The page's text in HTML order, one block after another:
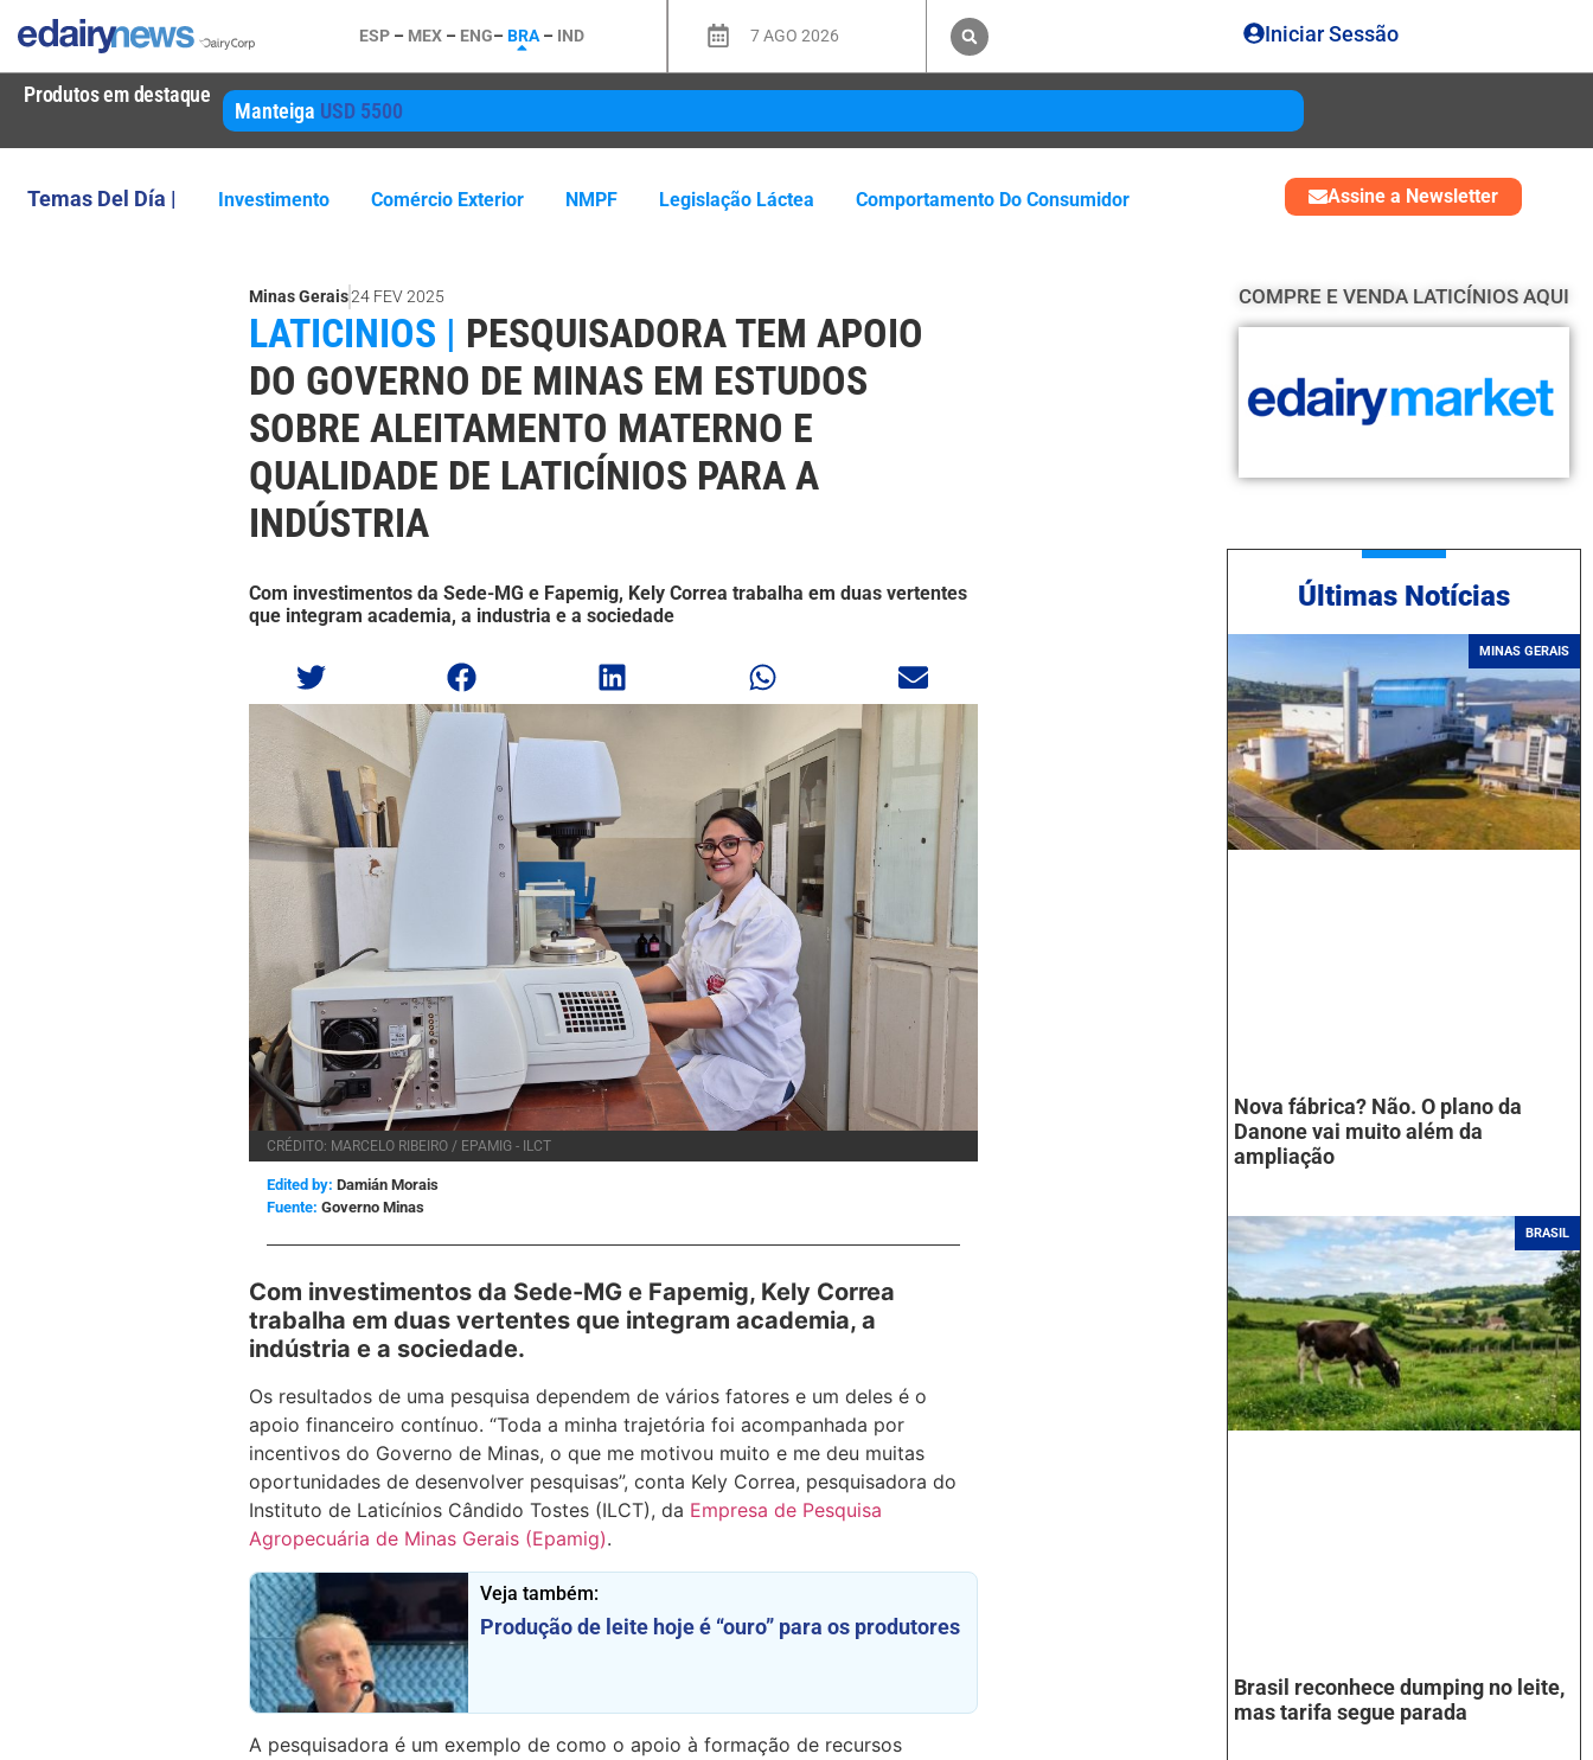
ESP – MEX – ENG–BRA – IND 7 AGO 2026 Iniciar Sessão
Produtos em destaque
Manteiga USD 5500
Temas Del Día | Investimento Comércio Exterior NMPF Legislação Láctea Comportamento Do Consumidor Assine a Newsletter
Minas Gerais24 FEV 2025
LATICINIOS | PESQUISADORA TEM APOIO
DO GOVERNO DE MINAS EM ESTUDOS
SOBRE ALEITAMENTO MATERNO E
QUALIDADE DE LATICÍNIOS PARA A
INDÚSTRIA
Com investimentos da Sede-MG e Fapemig, Kely Correa trabalha em duas vertentes
que integram academia, a industria e a sociedade
CRÉDITO: MARCELO RIBEIRO / EPAMIG - ILCT
Edited by: Damián Morais
Governo Minas
Com investimentos da Sede-MG e Fapemig, Kely Correa
trabalha em duas vertentes que integram academia, a
indústria e a sociedade.
Os resultados de uma pesquisa dependem de vários fatores e um deles é o
apoio financeiro contínuo. “Toda a minha trajetória foi acompanhada por
incentivos do Governo de Minas, o que me motivou muito e me deu muitas
oportunidades de desenvolver pesquisas”, conta Kely Correa, pesquisadora do
Instituto de Laticínios Cândido Tostes (ILCT), da Empresa de Pesquisa
Agropecuária de Minas Gerais (Epamig).
Veja também:
Produção de leite hoje é “ouro” para os produtores
A pesquisadora é um exemplo de como o apoio à formação de recursos
COMPRE E VENDA LATICÍNIOS AQUI
Ú ltimas Notícias
MINAS GERAIS
Nova fábrica? Não. O plano da
Danone vai muito além da
ampliação
BRASIL
Brasil reconhece dumping no leite,
mas tarifa segue parada